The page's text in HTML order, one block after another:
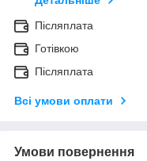
Післяплата
Готівкою
Післяплата
Всі умови оплати
Умови повернення